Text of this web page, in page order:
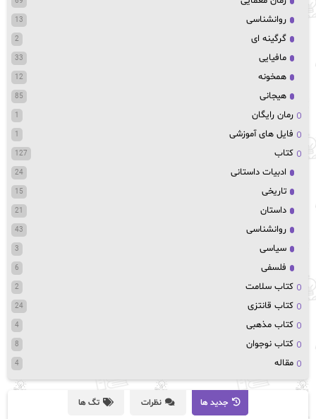
روانشناسی 13
گرگینه ای 2
مافیایی 33
همخونه 12
هیجانی 85
رمان رایگان 1
فایل های آموزشی 1
کتاب 127
ادبیات داستانی 24
تاریخی 15
داستان 21
روانشناسی 43
سیاسی 3
فلسفی 6
کتاب سلامت 2
کتاب قانتزی 24
کتاب مذهبی 4
کتاب نوجوان 8
مقاله 4
جدید ها نظرات تگ ها